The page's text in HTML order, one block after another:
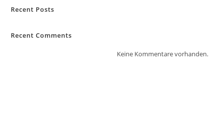
Recent Posts
Recent Comments
Keine Kommentare vorhanden.